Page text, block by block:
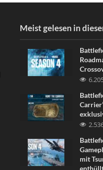
Meist gelesen in
mit